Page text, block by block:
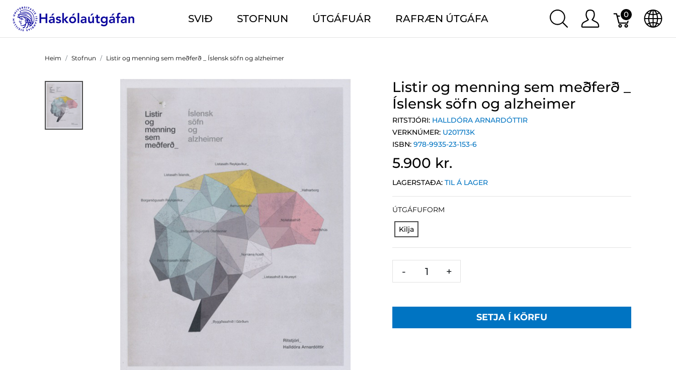
SVIÐ STOFNUN ÚTGÁFUÁR RAFRÆN ÚTGÁFA 0
Heim Stofnun Listir og menning sem meðferð _ Íslensk söfn og alzheimer
Listir og menning sem meðferð _
Íslensk söfn og alzheimer
RITSTJÓRI: HALLDÓRA ARNARDÓTTIR
VERKNÚMER: U201713K
ISBN:978-9935-23-153-6
5.900 kr.
LAGERSTAÐA:TIL Á LAGER
ÚTGÁFUFORM
Kilja
- +
SETJA Í KÖRFU